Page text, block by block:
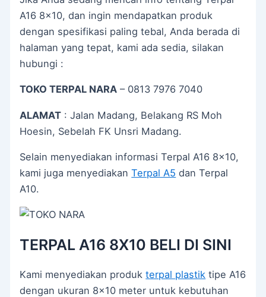
A16 8×10, dan ingin mendapatkan produk
dengan spesifikasi paling tebal, Anda berada di
halaman yang tepat, kami ada sedia, silakan
hubungi :
TOKO TERPAL NARA – 0813 7976 7040
ALAMAT : Jalan Madang, Belakang RS Moh
Hoesin, Sebelah FK Unsri Madang.
Selain menyediakan informasi Terpal A16 8×10,
kami juga menyediakanTerpal A5 dan Terpal
A10.
TERPAL A16 8X10 BELI DI SINI
Kami menyediakan produkterpal plastik tipe A16
dengan ukuran 8×10 meter untuk kebutuhan